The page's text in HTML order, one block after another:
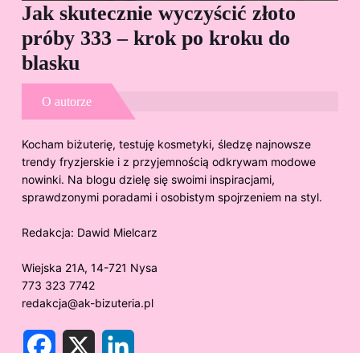
Jak skutecznie wyczyścić złoto
próby 333 – krok po kroku do
blasku
O autorze
Kocham biżuterię, testuję kosmetyki, śledzę najnowsze
trendy fryzjerskie i z przyjemnością odkrywam modowe
nowinki. Na blogu dzielę się swoimi inspiracjami,
sprawdzonymi poradami i osobistym spojrzeniem na styl.
Redakcja: Dawid Mielcarz
Wiejska 21A, 14-721 Nysa
773 323 7742
redakcja@ak-bizuteria.pl